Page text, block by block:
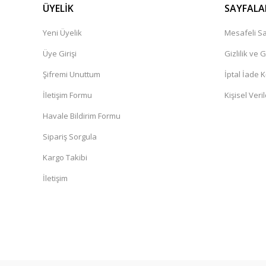
ÜYELİK
Yeni Üyelik
Üye Girişi
Şifremi Unuttum
İletişim Formu
Havale Bildirim Formu
Sipariş Sorgula
Kargo Takibi
İletişim
Mesafeli
Gizlilik ve
İptal İade
Kişisel